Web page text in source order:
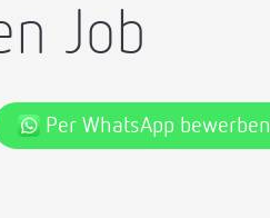
Job
Per WhatsApp bewerben